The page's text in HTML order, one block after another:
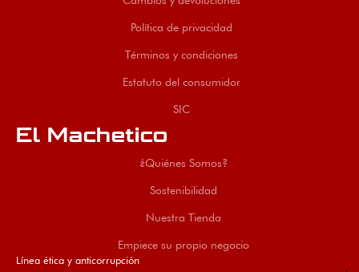
Política de privacidad
Términos y condiciones
Estatuto del consumidor
SIC
El Machetico
¿Quiénes Somos?
Sostenibilidad
Nuestra Tienda
Empiece su propio negocio
Línea ética y anticorrupción